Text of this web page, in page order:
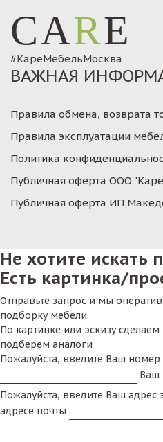
CARE
#КареМебельМосква
ВАЖНАЯ
Правила обмена, возврата
Правила эксплуатации
Политика
Публичная оферта ООО
Публичная оферта ИП
Не хотите искать
Есть картинка/
Отправьте запрос и мы
подборку мебели.
По картинке или эскизу
подберем аналоги
Пожалуйста, введите Ваш номер
Ваш
Пожалуйста, введите Ваш адрес
адресе почты